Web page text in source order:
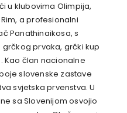
u klubovima Olimpija,
a profesionalni
Panathinaikosa, s
prvaka, grčki kup
Kao član nacionalne
slovenske zastave
svjetska prvenstva. U
sa Slovenijom osvojio